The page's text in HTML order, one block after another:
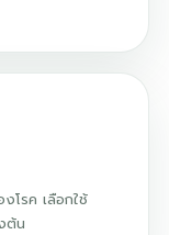
โรค เลือกใช้
ต้น